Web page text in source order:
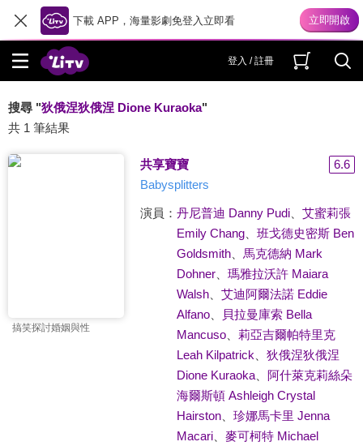
下載 APP，海量影劇免登入立即看
登入 / 註冊
搜尋 "狄俄涅狄俄涅 Dione Kuraoka"
共 1 筆結果
搞笑探討婚姻與性
共享寶寶
6.6
Babysplitters
演員： 丹尼普迪 Danny Pudi、 艾蜜莉張
Emily Chang、 班戈德史密斯 Ben
Goldsmith、 馬克德納 Mark
Dohner、 瑪雅拉沃許 Maiara
Walsh、 艾迪阿爾法諾 Eddie
Alfano、
貝拉曼庫索 Bella
Mancuso、 莉亞吉爾帕特里克
Leah Kilpatrick
狄俄涅狄俄涅
Dione Kuraoka、 阿什萊克莉絲朵
海爾斯頓 Ashleigh Crystal
Hairston、 珍娜馬卡里 Jenna
Macari、 麥可柯特 Michael